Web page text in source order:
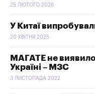
25 ЛЮТОГО 2026
У Китаї
20 КВІТНЯ 2025
МАГАТЕ не
Україні – МЗС
3 ЛИСТОПАДА 2022